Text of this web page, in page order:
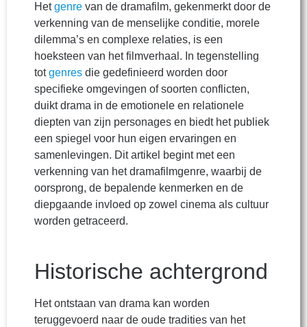
Hetgenre van de dramafilm, gekenmerkt door de
verkenning van de menselijke conditie, morele
dilemma’s en complexe relaties, is een
hoeksteen van het filmverhaal. In tegenstelling
totgenres die gedefinieerd worden door
specifieke omgevingen of soorten conflicten,
duikt drama in de emotionele en relationele
diepten van zijn personages en biedt het publiek
een spiegel voor hun eigen ervaringen en
samenlevingen. Dit artikel begint met een
verkenning van het dramafilmgenre, waarbij de
oorsprong, de bepalende kenmerken en de
diepgaande invloed op zowel cinema als cultuur
worden getraceerd.
Historische achtergrond
Het ontstaan van drama kan worden
teruggevoerd naar de oude tradities van het